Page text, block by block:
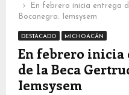
En febrero inicia entrega
Bocanegra: Iemsysem
DESTACADO MICHOACÁN
En febrero inicia
de la Beca
Iemsysem